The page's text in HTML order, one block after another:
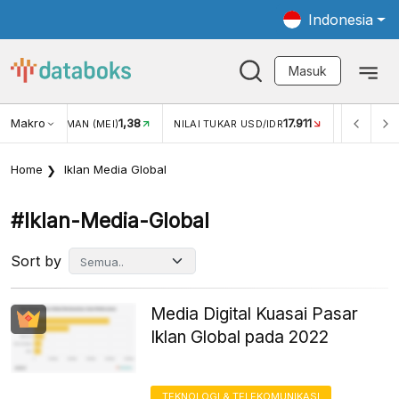
Indonesia
Masuk
MakroWISMAN (MEI)1,38 NILAI TUKAR USD/IDR17.911 INFLASI YOY
Home Iklan Media Global
#iklan-Media-Global
Sort by
Media Digital Kuasai Pasar
Iklan Global pada 2022
TEKNOLOGI & TELEKOMUNIKASI